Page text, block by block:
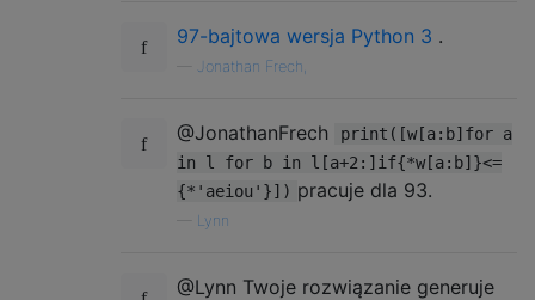
97-bajtowa wersja Python 3 .
Jonathan Frech,
@JonathanFrech
print([w[a:b]for a
in l for b in l[a+2:]if{*w[a:b]}<=
{*'aeiou'}]) pracuje dla 93.
Lynn
@Lynn Twoje rozwiązanie generuje